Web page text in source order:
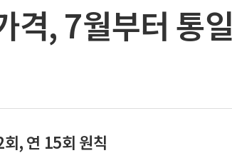
격, 7월부터 통일
, 연 15회 원칙